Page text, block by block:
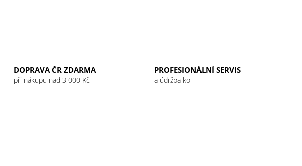
DOPRAVA ČR ZDARMA
při nákupu nad 3 000 Kč
PROFESIONÁLNÍ SERVIS
a údržba kol